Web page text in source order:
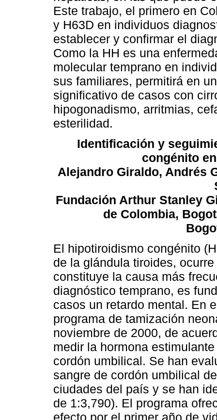
Este trabajo, el primero en
y H63D en individuos
establecer y confirmar el
Como la HH es una
molecular temprano en
sus familiares, permitirá en
significativo de casos con
hipogonadismo, arritmias,
esterilidad.
Identificación y
congénito
Alejandro Giraldo, Andrés
Fundación Arthur Stanley
de Colombia,
El hipotiroidismo congénito
de la glándula tiroides,
constituye la causa más
diagnóstico temprano, es
casos un retardo mental. En
programa de tamización
noviembre de 2000, de
medir la hormona
cordón umbilical. Se han
sangre de cordón umbilical
ciudades del país y se han
de 1:3,790). El programa
efecto por el primer año de